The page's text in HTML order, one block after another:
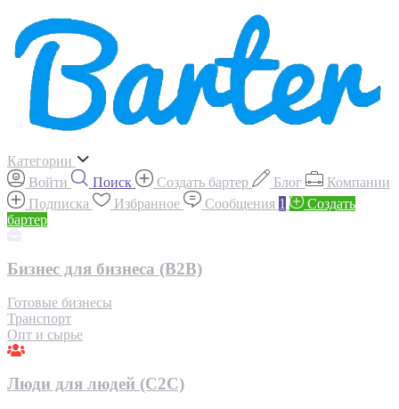
Категории
Войти
Поиск Создать бартер Блог
Компании
Подписка
Избранное Сообщения 1
Создать
бартер
Бизнес для бизнеса (B2B)
Готовые бизнесы
Транспорт
Опт и сырье
Люди для людей (С2С)